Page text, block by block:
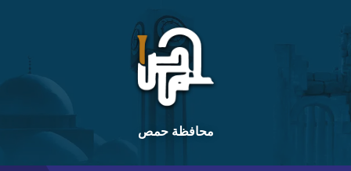
content
main
navigation
footer
محافظة حمص